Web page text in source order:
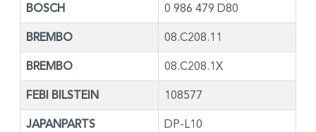
BOSCH 0 986 479 D80
BREMBO 08.C208.11
BREMBO 08.C208.1X
FEBI BILSTEIN 108577
JAPANPARTS DP-L10